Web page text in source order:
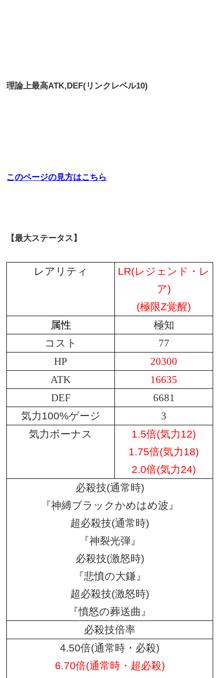
理論上最高ATK,DEF(リンクレベル10)
このページの見方はこちら
【最大ステータス】
レアリティ
LR(レジェンド・レ
ア)
(極限Z覚醒)
属性
極知
コスト
77
HP
20300
ATK
16635
DEF
6681
気力100%ゲージ
3
気力ボーナス
1.5倍(気力12)
1.75倍(気力18)
2.0倍(気力24)
必殺技(通常時)
『神縛ブラックかめはめ波』
超必殺技(通常時)
『神裂光弾』
必殺技(激怒時)
『悲憤の大鎌』
超必殺技(激怒時)
『憤怒の葬送曲』
必殺技倍率
4.50倍(通常時・必殺)
6.70倍(通常時・超必殺)